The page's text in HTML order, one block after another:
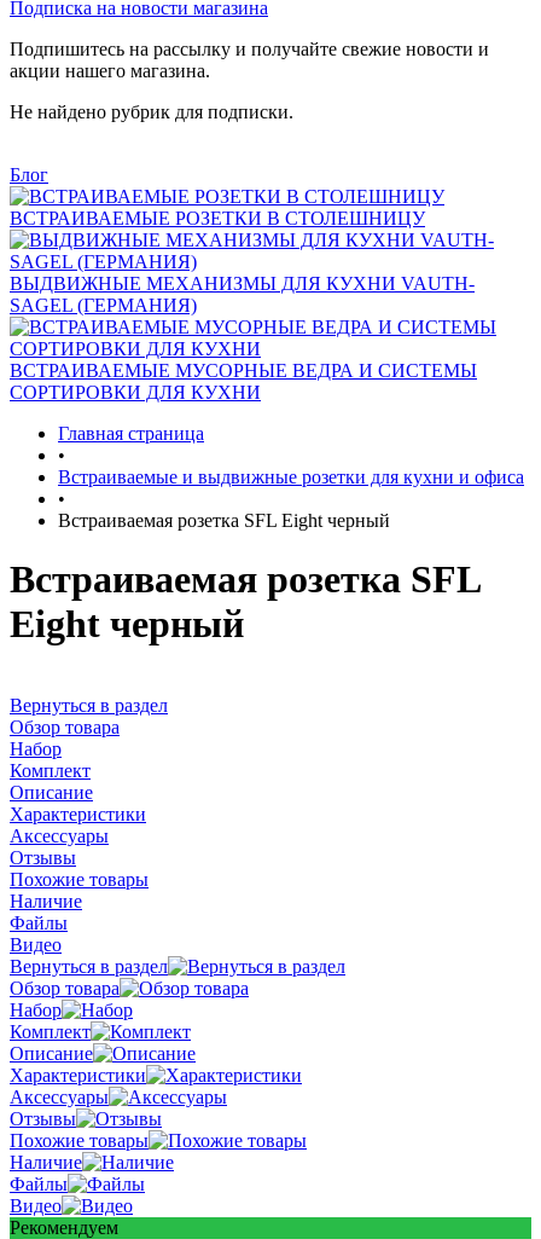
Подписка на новости магазина
Подпишитесь на рассылку и получайте свежие новости и
акции нашего магазина.
Не найдено рубрик для подписки.
Блог
ВСТРАИВАЕМЫЕ РОЗЕТКИ В СТОЛЕШНИЦУ
ВЫДВИЖНЫЕ МЕХАНИЗМЫ ДЛЯ КУХНИ VAUTH-
SAGEL (ГЕРМАНИЯ)
ВСТРАИВАЕМЫЕ МУСОРНЫЕ ВЕДРА И СИСТЕМЫ
СОРТИРОВКИ ДЛЯ КУХНИ
Главная страница
•
Встраиваемые и выдвижные розетки для кухни и офиса
•
Встраиваемая розетка SFL Eight черный
Встраиваемая розетка SFL
Eight черный
Вернуться в раздел
Обзор товара
Набор
Комплект
Описание
Характеристики
Аксессуары
Отзывы
Похожие товары
Наличие
Файлы
Видео
Вернуться в раздел
Обзор товара
Набор
Комплект
Описание
Характеристики
Аксессуары
Отзывы
Похожие товары
Наличие
Файлы
Видео
Рекомендуем